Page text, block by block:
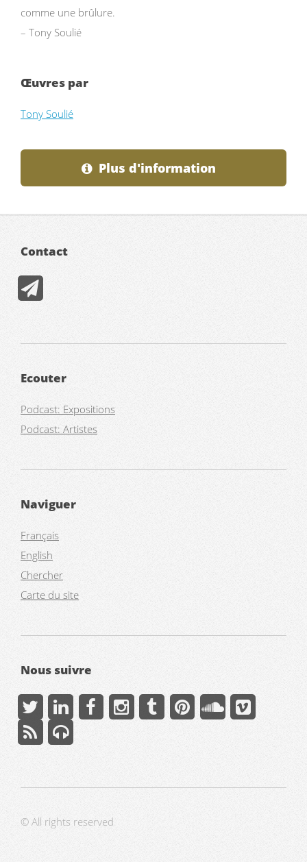
comme une brûlure.
– Tony Soulié
Œuvres par
Tony Soulié
Plus d'information
Contact
Ecouter
Podcast: Expositions
Podcast: Artistes
Naviguer
Français
English
Chercher
Carte du site
Nous suivre
© All rights reserved